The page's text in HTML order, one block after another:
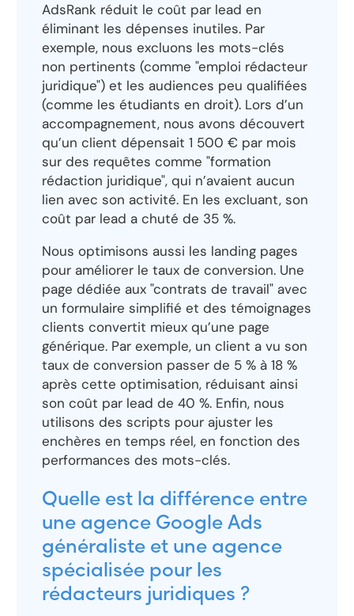
AdsRank réduit le coût par lead en
éliminant les dépenses inutiles. Par
exemple, nous excluons les mots-clés
non pertinents (comme "emploi rédacteur
juridique") et les audiences peu qualifiées
(comme les étudiants en droit). Lors d’un
accompagnement, nous avons découvert
qu’un client dépensait 1 500 € par mois
sur des requêtes comme "formation
rédaction juridique", qui n’avaient aucun
lien avec son activité. En les excluant, son
coût par lead a chuté de 35 %.
Nous optimisons aussi les landing pages
pour améliorer le taux de conversion. Une
page dédiée aux "contrats de travail" avec
un formulaire simplifié et des témoignages
clients convertit mieux qu’une page
générique. Par exemple, un client a vu son
taux de conversion passer de 5 % à 18 %
après cette optimisation, réduisant ainsi
son coût par lead de 40 %. Enfin, nous
utilisons des scripts pour ajuster les
enchères en temps réel, en fonction des
performances des mots-clés.
Quelle est la différence entre
une agence Google Ads
généraliste et une agence
spécialisée pour les
rédacteurs juridiques ?